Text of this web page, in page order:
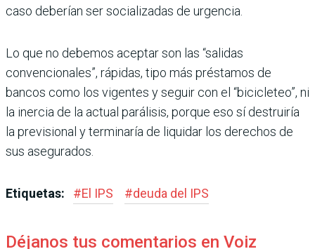
caso deberían ser socializadas de urgencia.
Lo que no debemos aceptar son las “salidas
convencionales”, rápidas, tipo más préstamos de
bancos como los vigentes y seguir con el “bicicleteo”, ni
la inercia de la actual parálisis, porque eso sí destruiría
la previsional y terminaría de liquidar los derechos de
sus asegurados.
Etiquetas: #El IPS #deuda del IPS
Déjanos tus comentarios en Voiz